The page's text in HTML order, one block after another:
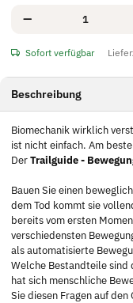
Sofort verfügbar
Beschreibung
Biomechanik wirklich
ist nicht einfach. Am
DerTrailguide -
Bauen Sie einen
dem Tod kommt sie
bereits vom ersten
verschiedensten
als automatisierte
Welche Bestandteile sind
hat sich menschliche
Sie diesen Fragen auf den